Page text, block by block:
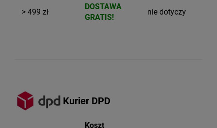
> 499 zł
DOSTAWA
GRATIS!
nie dotyczy
Kurier DPD
Koszt